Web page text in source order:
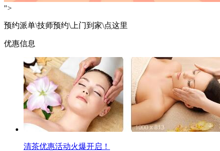
">
预约派单\技师预约\上门到家\点这里
优惠信息
清茶优惠活动火爆开启！